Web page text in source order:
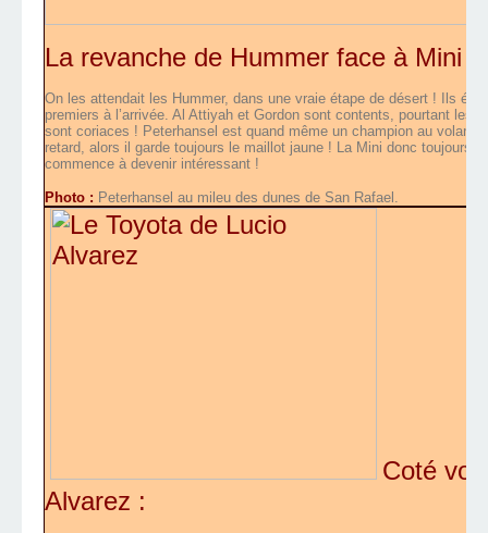
La revanche de Hummer face à Mini :
On les attendait les Hummer, dans une vraie étape de désert ! Ils
premiers à l’arrivée. Al Attiyah et Gordon sont contents, pourtant
sont coriaces ! Peterhansel est quand même un champion au volant
retard, alors il garde toujours le maillot jaune ! La Mini donc toujours
commence à devenir intéressant !
Photo : Peterhansel au mileu des dunes de San Rafael.
Coté
Alvarez :